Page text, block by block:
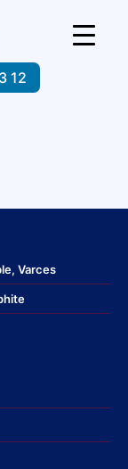
12
Varces